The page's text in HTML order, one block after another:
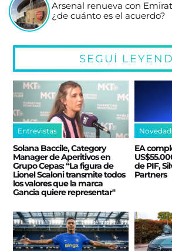
Arsenal renueva con
¿de cuánto es el acuerdo?
SEGUÍ
Entrevistas
Solana Baccile, Category
Manager de Aperitivos en
Grupo Cepas: “La figura de
Lionel Scaloni transmite todos
los valores que la marca
Gancia quiere representar"
EA
de PIF,
Partners